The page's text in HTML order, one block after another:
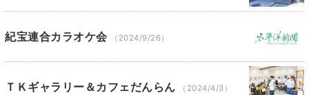
紀宝連合カラオケ会 （2024/9/26）
ＴＫギャラリー＆カフェだんらん （2024/4/3）